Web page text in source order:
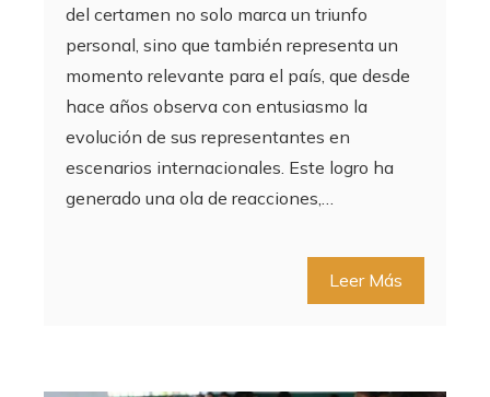
del certamen no solo marca un triunfo
personal, sino que también representa un
momento relevante para el país, que desde
hace años observa con entusiasmo la
evolución de sus representantes en
escenarios internacionales. Este logro ha
generado una ola de reacciones,…
Leer Más